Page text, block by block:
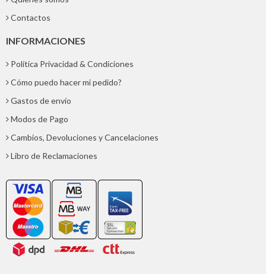
Contactos
INFORMACIONES
Política Privacidad & Condiciones
Cómo puedo hacer mi pedido?
Gastos de envío
Modos de Pago
Cambios, Devoluciones y Cancelaciones
Libro de Reclamaciones